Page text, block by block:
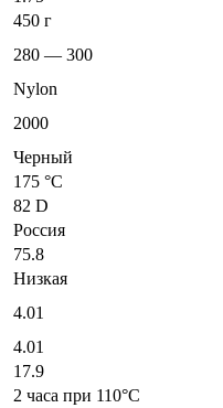
450 г
280 — 300
Nylon
2000
Черный
175 °С
82 D
Россия
75.8
Низкая
4.01
4.01
17.9
2 часа при 110°С